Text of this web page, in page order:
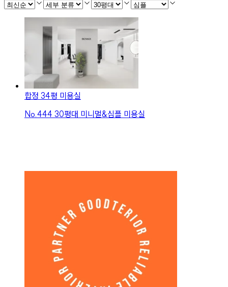
합정 34평 미용실
No. 444 30평대 미니멀&심플 미용실